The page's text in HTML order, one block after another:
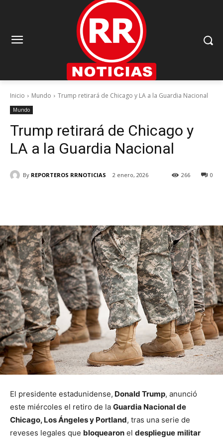
Inicio Mundo Trump retirará de Chicago y LA a la Guardia Nacional
Mundo
Trump retirará de Chicago y
LA a la Guardia Nacional
By REPORTEROS RRNOTICIAS 2 enero, 2026 0
266
El presidente estadunidense, Donald Trump, anunció
este miércoles el retiro de la Guardia Nacional de
Chicago, Los Ángeles y Portland, tras una serie de
reveses legales que bloquearon el despliegue militar